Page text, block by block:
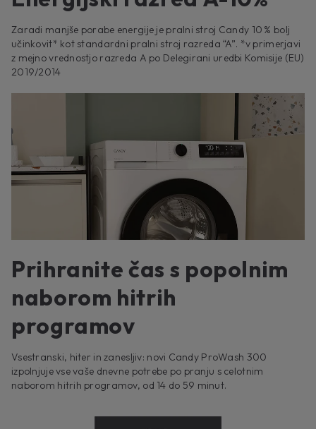
Zaradi manjše porabe energije je pralni stroj Candy 10 % bolj
učinkovit* kot standardni pralni stroj razreda “A”. *v primerjavi
z mejno vrednostjo razreda A po Delegirani uredbi Komisije (EU)
2019/2014
Prihranite čas s popolnim
naborom hitrih
programov
Vsestranski, hiter in zanesljiv: novi Candy ProWash 300
izpolnjuje vse vaše dnevne potrebe po pranju s celotnim
naborom hitrih programov, od 14 do 59 minut.